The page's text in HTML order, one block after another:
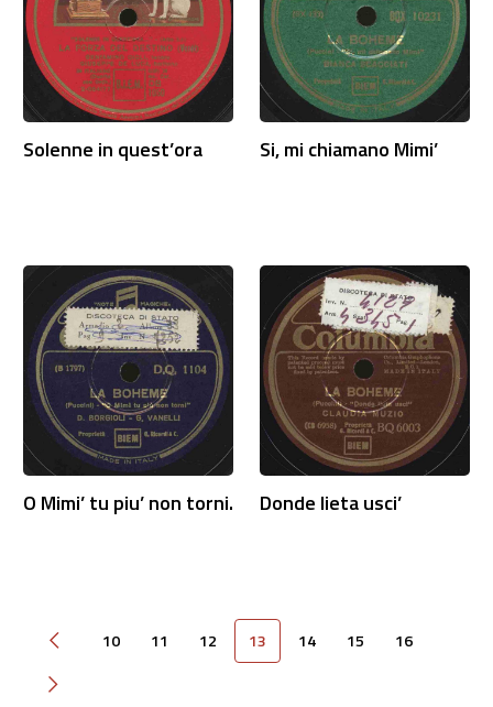
Solenne in quest’ora Si, mi chiamano Mimi’
O Mimi’ tu piu’ non torni. Donde lieta usci’
Pagina precedente
10 11 12 13 14 15 16
Pagina successiva